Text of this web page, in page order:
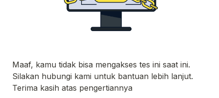
Maaf, kamu tidak bisa mengakses tes ini saat ini.
Terima kasih atas pengertiannya